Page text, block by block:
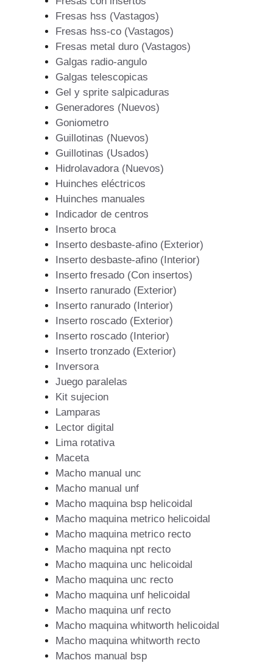
Fresas hss (Vastagos)
Fresas hss-co (Vastagos)
Fresas metal duro (Vastagos)
Galgas radio-angulo
Galgas telescopicas
Gel y sprite salpicaduras
Generadores (Nuevos)
Goniometro
Guillotinas (Nuevos)
Guillotinas (Usados)
Hidrolavadora (Nuevos)
Huinches eléctricos
Huinches manuales
Indicador de centros
Inserto broca
Inserto desbaste-afino (Exterior)
Inserto desbaste-afino (Interior)
Inserto fresado (Con insertos)
Inserto ranurado (Exterior)
Inserto ranurado (Interior)
Inserto roscado (Exterior)
Inserto roscado (Interior)
Inserto tronzado (Exterior)
Inversora
Juego paralelas
Kit sujecion
Lamparas
Lector digital
Lima rotativa
Maceta
Macho manual unc
Macho manual unf
Macho maquina bsp helicoidal
Macho maquina metrico helicoidal
Macho maquina metrico recto
Macho maquina npt recto
Macho maquina unc helicoidal
Macho maquina unc recto
Macho maquina unf helicoidal
Macho maquina unf recto
Macho maquina whitworth helicoidal
Macho maquina whitworth recto
Machos manual bsp